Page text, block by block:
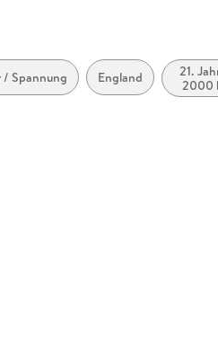
/ Spannung England
21.
2000